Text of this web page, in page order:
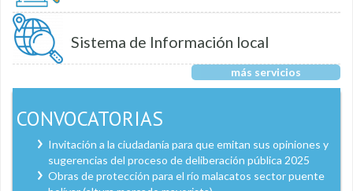
Sistema de Información local
más servicios
CONVOCATORIAS
Invitación a la ciudadanía para que emitan sus opiniones y
sugerencias del proceso de deliberación pública 2025
Obras de protección para el río malacatos sector puente